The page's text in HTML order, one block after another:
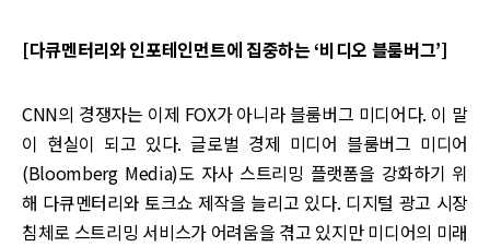
[다큐멘터리와 인포테인먼트에 집중하는 ‘비디오 블룸버그’]
CNN의 경쟁자는 이제 FOX가 아니라 블룸버그 미디어다. 이 말
이 현실이 되고 있다. 글로벌 경제 미디어 블룸버그 미디어
(Bloomberg Media)도 자사 스트리밍 플랫폼을 강화하기 위
해 다큐멘터리와 토크쇼 제작을 늘리고 있다. 디지털 광고 시장
침체로 스트리밍 서비스가 어려움을 겪고 있지만 미디어의 미래